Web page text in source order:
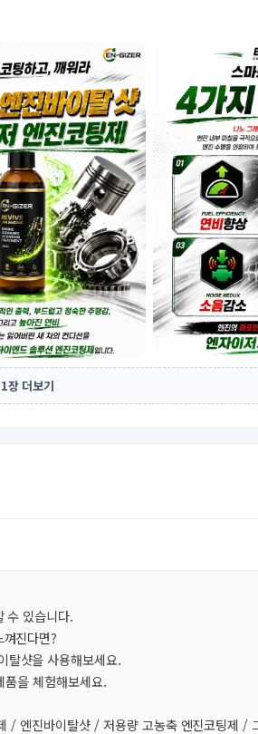
장 더보기
수 있습니다.
진다면?
탈샷을 사용해보세요.
을 체험해보세요.
/ 엔진바이탈샷 / 저용량 고농축 엔진코팅제 /